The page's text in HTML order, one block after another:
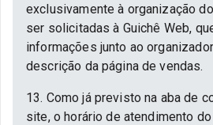
exclusivamente à organização
ser solicitadas à Guichê Web,
informações junto ao
descrição da página de vendas.
13. Como já previsto na aba de
site, o horário de atendimento do